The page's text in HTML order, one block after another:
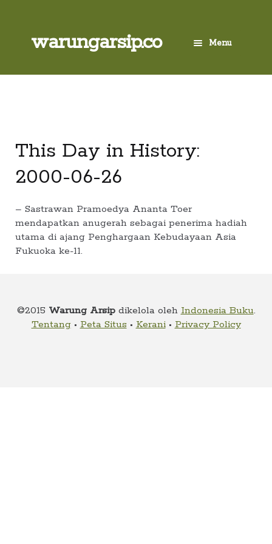
Skip
to
Skip
to
warungarsip.co Menu
Beranda
Foto
Suara
Suvenir
Alamat
This Day in History:
2000-06-26
– Sastrawan Pramoedya Ananta Toer
mendapatkan anugerah sebagai penerima hadiah
utama di ajang Penghargaan Kebudayaan Asia
Fukuoka ke-11.
©2015 Warung Arsipdikelola oleh Indonesia Buku.
Tentang• Peta Situs • Kerani• Privacy Policy